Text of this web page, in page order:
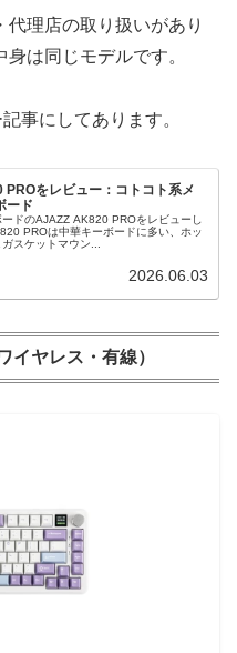
理店の取り扱いがあり
は同じモデルです。
事にしてあります。
をレビュー：コトコト系メ
ード
ドのAJAZZ AK820 PROをレビューし
PROは中華キーボードに多い、ホッ
ガスケットマウン...
2026.06.03
ヤレス・有線）